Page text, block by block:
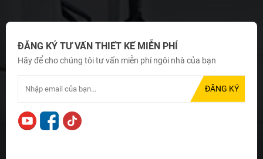
ĐĂNG KÝ TƯ VẤN THIẾT KẾ MIỄN PHÍ
Hãy để cho chúng tôi tư vấn miễn phí ngôi nhà của bạn